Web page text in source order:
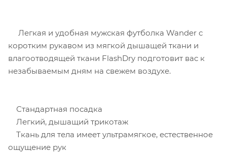
Легкая и удобная мужская футболка Wander с
коротким рукавом из мягкой дышащей ткани и
влагоотводящей ткани FlashDry подготовит вас к
незабываемым дням на свежем воздухе.
Стандартная посадка
Легкий, дышащий трикотаж
Ткань для тела имеет ультрамягкое, естественное
ощущение рук